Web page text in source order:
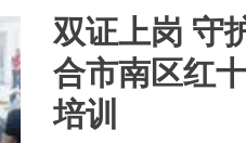
双证上岗 守
合市南区红
培训